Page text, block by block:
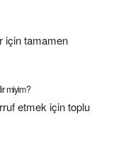
için tamamen
miyim?
etmek için toplu